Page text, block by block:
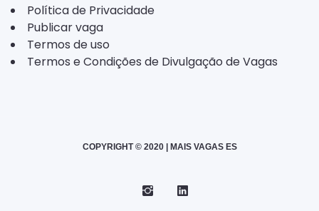
Política de Privacidade
Publicar vaga
Termos de uso
Termos e Condições de Divulgação de Vagas
COPYRIGHT © 2020 | MAIS VAGAS ES
Instagram
Telegram
LinkedIn